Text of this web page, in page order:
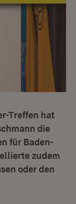
Treffen hat
die
für Baden-
zudem
oder den